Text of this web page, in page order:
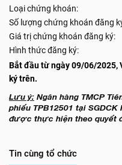
Loại chứng khoán:
Số lượng chứng khoán đăng
Giá trị chứng khoán đăng ký:
Hình thức đăng ký:
Bắt đầu từ ngày 09/06/2025,
ký trên.
Lưu ý: Ngân hàng TMCP
phiếu TPB12501 tại
được thực hiện theo quyết
Tin cùng tổ chức